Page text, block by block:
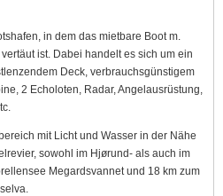
in dem das mietbare Boot m.
ist. Dabei handelt es sich um ein
Deck, verbrauchsgünstigem
2 Echoloten, Radar, Angelausrüstung,
mit Licht und Wasser in der Nähe
sowohl im Hjørund- als auch im
Megardsvannet und 18 km zum